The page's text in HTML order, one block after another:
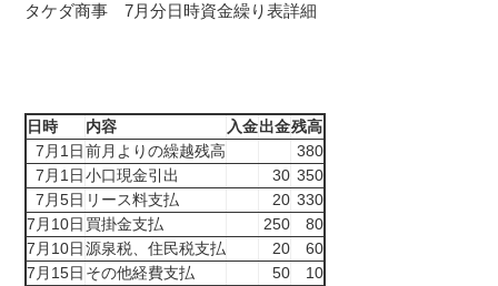
タケダ商事 7月分日時資金繰り表詳細
日時 内容 入金出金残高
7月1日 前月よりの繰越残高
380
7月1日 小口現金引出 30 350
7月5日 リース料支払 20 330
7月10日 買掛金支払 250
80
7月10日 源泉税、住民税支払 20
60
7月15日 その他経費支払 50
10